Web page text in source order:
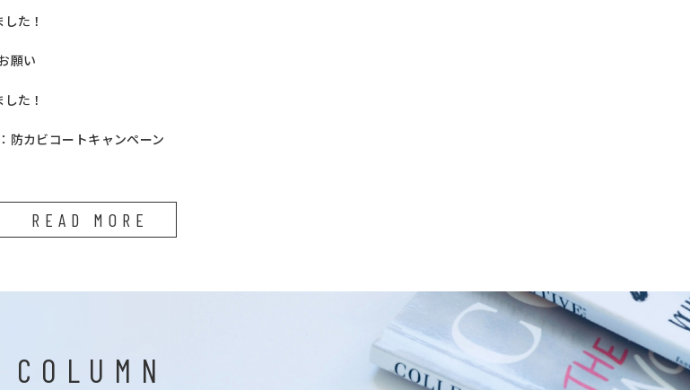
た！
願い
た！
防カビコートキャンペーン
READ MORE
COLUMN